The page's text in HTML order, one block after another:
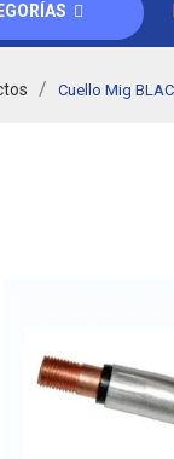
Cuello Mig